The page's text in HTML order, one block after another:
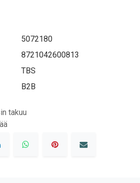
5072180
8721042600813
TBS
B2B
takuu